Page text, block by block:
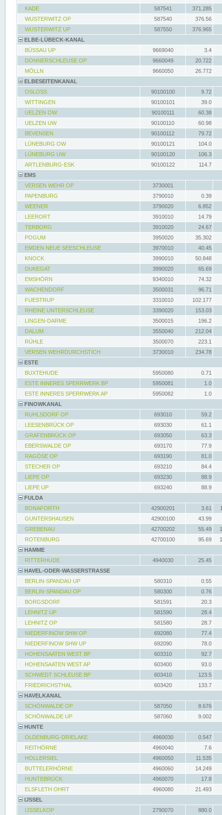
KADE
587541
371.285
WUSTERWITZ OP
587540
376.56
WUSTERWITZ UP
587550
376.965
ELBE-LÜBECK-KANAL
BÜSSAU UP
9669040
3.4
DONNERSCHLEUSE OP
9660049
20.722
MÖLLN
9660050
26.772
ELBESEITENKANAL
OSLOSS
90100100
9.72
WITTINGEN
90100101
39.0
UELZEN OW
90100111
60.38
UELZEN UW
90100110
60.98
BEVENSEN
90100112
79.72
LÜNEBURG OW
90100121
104.0
LÜNEBURG UW
90100120
106.3
ARTLENBURG-ESK
90100122
114.7
EMS
VERSEN WEHR OP
3730001
PAPENBURG
3790010
0.39
WEENER
3790020
6.852
LEERORT
3910010
14.79
TERBORG
3910020
24.67
POGUM
3950020
35.302
EMDEN NEUE SEESCHLEUSE
3970010
40.45
KNOCK
3990010
50.848
DUKEGAT
3990020
65.69
EMSHÖRN
9340010
74.32
WACHENDORF
3500031
96.71
FUESTRUP
3310010
102.177
RHEINE UNTERSCHLEUSE
3390020
153.03
LINGEN-DARME
3500015
196.2
DALUM
3550040
212.04
RÜHLE
3500070
223.1
VERSEN WEHRDURCHSTICH
3730010
234.78
ESTE
BUXTEHUDE
5950080
0.71
ESTE INNERES SPERRWERK BP
5950081
1.0
ESTE INNERES SPERRWERK AP
5950082
1.0
FINOWKANAL
RUHLSDORF OP
693010
59.2
LEESENBRÜCK OP
693030
61.1
GRAFENBRÜCK OP
693050
63.3
EBERSWALDE OP
693170
77.9
RAGÖSE OP
693190
81.0
STECHER OP
693210
84.4
LIEPE OP
693230
88.9
LIEPE UP
693240
88.9
FULDA
BONAFORTH
42900201 3.61
GUNTERSHAUSEN
42900100
43.99
GREBENAU
42700202 55.49
ROTENBURG
42700100 95.69
HAMME
RITTERHUDE
4940030
25.45
HAVEL-ODER-WASSERSTRASSE
BERLIN-SPANDAU UP
580310
0.55
BERLIN-SPANDAU OP
580300
0.76
BORGSDORF
581591
20.3
LEHNITZ UP
581590
28.4
LEHNITZ OP
581580
28.7
NIEDERFINOW SHW OP
692080
77.4
NIEDERFINOW SHW UP
692090
78.0
HOHENSAATEN WEST BP
603310
92.7
HOHENSAATEN WEST AP
603400
93.0
SCHWEDT SCHLEUSE BP
603410
123.5
FRIEDRICHSTHAL
603420
133.7
HAVELKANAL
SCHÖNWALDE OP
587050
8.676
SCHÖNWALDE UP
587060
9.002
HUNTE
OLDENBURG-DRIELAKE
4960030
0.547
REITHÖRNE
4960040
7.6
HOLLERSIEL
4960050
11.535
BUTTELERHÖRNE
4960060
14.249
HUNTEBRÜCK
4960070
17.8
ELSFLETH OHRT
4960080
21.493
IJSSEL
IJSSELKOP
2790070
880.0